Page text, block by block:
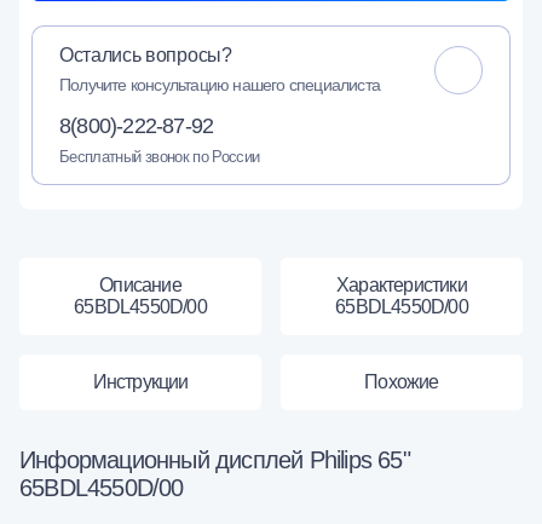
Остались вопросы?
Получите консультацию нашего специалиста
8(800)-222-87-92
Бесплатный звонок по России
Описание
65BDL4550D/00
Характеристики
65BDL4550D/00
Инструкции Похожие
Информационный дисплей Philips 65"
65BDL4550D/00